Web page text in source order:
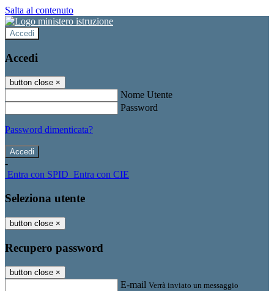
Salta al contenuto
Accedi
Accedi
button close ×
Nome Utente
Password
Password dimenticata?
-
Entra con SPID Entra con CIE
Seleziona utente
button close ×
Recupero password
button close ×
E-mail Verrà inviato un messaggio